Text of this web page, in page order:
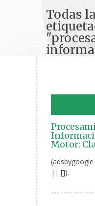
Todas
Motor:
|| []).